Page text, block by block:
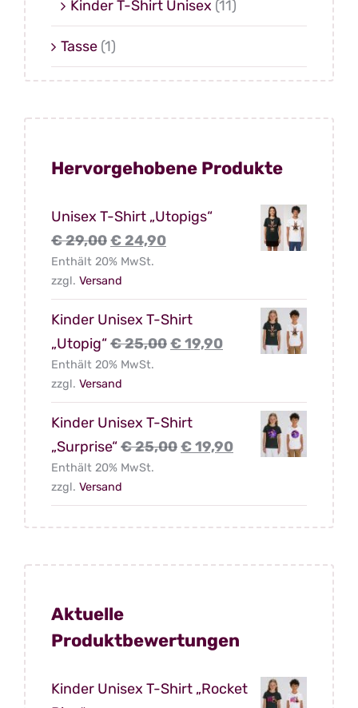
Kinder T-Shirt Unisex (11)
Tasse (1)
Hervorgehobene Produkte
Unisex T-Shirt „Utopigs“
€29,00Ursprünglicher
Preis
war:
€ 29,00
€24,90Aktueller
€ 24,90.
Enthält 20% MwSt.
zzgl. Versand
Kinder Unisex T-Shirt
„Utopig“€25,00Ursprünglicher
€ 25,00
€19,90Aktueller
€ 19,90.
Enthält 20% MwSt.
zzgl. Versand
Kinder Unisex T-Shirt
„Surprise“€25,00Ursprünglicher
€19,90Aktueller
Enthält 20% MwSt.
zzgl. Versand
Aktuelle
Produktbewertungen
Kinder Unisex T-Shirt „Rocket